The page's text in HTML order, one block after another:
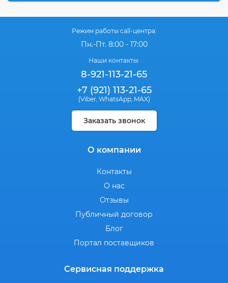
Режим работы call-центра:
Пн.-Пт. 8:00 - 17:00
Наши контакты:
8-921-113-21-65
+7 (921) 113-21-65
(Viber, WhatsApp, MAX)
Заказать звонок
О компании
Контакты
О нас
Отзывы
Публичный договор
Блог
Портал поставщиков
Сервисная поддержка